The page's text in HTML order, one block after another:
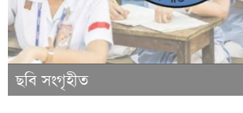
ছবি সংগৃহীত